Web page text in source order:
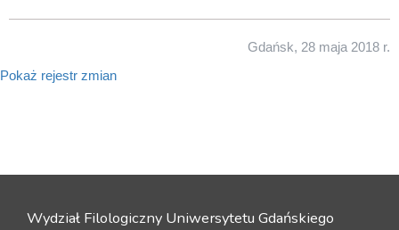
Gdańsk, 28 maja 2018 r.
Pokaż rejestr zmian
Wydział Filologiczny Uniwersytetu Gdańskiego